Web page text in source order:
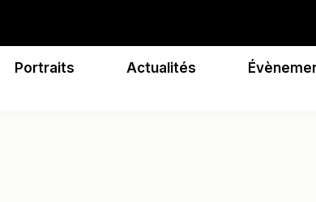
Portraits Actualités